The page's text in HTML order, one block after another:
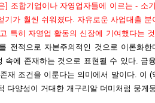
] 조합기업이나 자영업자들에 이르는 - 소
기가 훨씬 쉬워졌다. 자유로운 사업대출
특히 자영업 활동의 신장에 기여했다는
전적으로 자본주의적인 것으로 이론화
속에 존재하는 것으로 표현될 수 있다. 금
재 조건을 이룬다는 의미에서 말이다. 이
다양성이 거대한 개구리알 더미처럼 뭉게